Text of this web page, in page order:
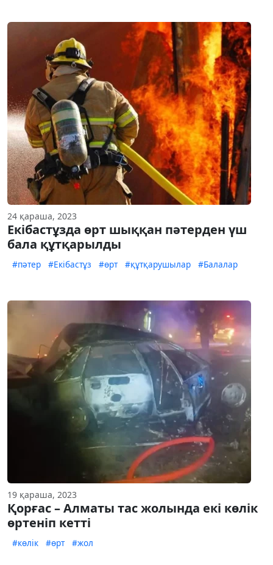
24 қараша, 2023
Екібастұзда өрт шыққан пәтерден үш
бала құтқарылды
#пәтер #Екібастұз #өрт #құтқарушылар #Балалар
19 қараша, 2023
Қорғас – Алматы тас жолында екі көлік
өртеніп кетті
#көлік #өрт #жол